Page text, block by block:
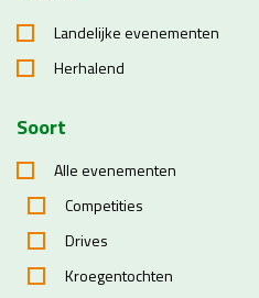
Landelijke evenementen
Herhalend
Soort
Alle evenementen
Competities
Drives
Kroegentochten